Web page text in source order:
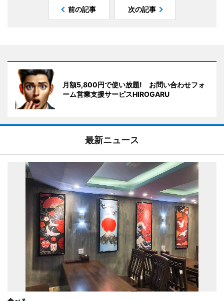
前の記事 次の記事
月額5,800円で使い放題! お問い合わせフォ
ーム営業支援サーピスHIROGARU
最新ニュース